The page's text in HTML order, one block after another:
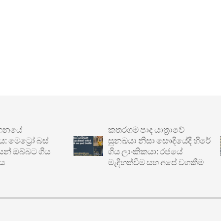
බස්
ගිය
කතරගම පාද යාත්‍රාවේ
සුනඛයා නිසා සෞදියේදී හිරේ
ගිය ලාංකිකයා: රජයේ
මැදිහත්වීම සහ අපේ වගකීම